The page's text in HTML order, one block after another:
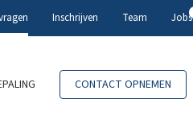
CONTACT OPNEMEN
Inschrijven Team Jobs